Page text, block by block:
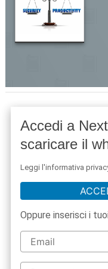
Accedi a
scaricare il
Leggi l'informativa
Oppure inserisci i